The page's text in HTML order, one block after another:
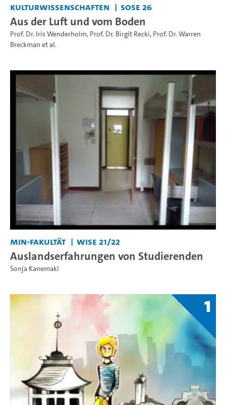
Kulturwissenschaften SoSe 26
Aus der Luft und vom Boden
Prof. Dr. Iris Wenderholm, Prof. Dr. Birgit Recki, Prof. Dr. Warren
Breckman et al.
MIN-Fakultät WiSe 21/22
Auslandserfahrungen von Studierenden
Sonja Kanemaki
1